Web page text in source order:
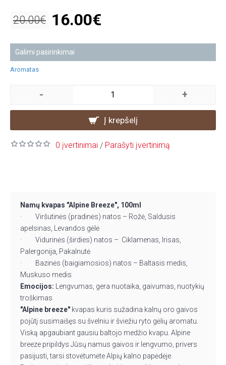
20.00€ 16.00€
Galimi pasirinkimai
Aromatas
- +
Į krepšelį
0 įvertinimai / Parašyti įvertinimą
Namų kvapas "Alpine Breeze", 100ml
· Viršutinės (pradinės) natos – Rožė, Saldusis
apelsinas, Levandos gėlė
· Vidurinės (širdies) natos – Ciklamenas, Irisas,
Palergonija, Pakalnutė
· Bazinės (baigiamosios) natos – Baltasis medis,
Muskuso medis
Emocijos: Lengvumas, gera nuotaika, gaivumas, nuotykių
troškimas
"Alpine breeze" kvapas kuris sužadina kalnų oro gaivos
pojūtį susimaišęs su švelniu ir šviežiu ryto gėlių aromatu.
Viską apgaubiant gausiu baltojo medžio kvapu. Alpine
breeze pripildys Jūsų namus gaivos ir lengvumo, privers
pasijusti, tarsi stovėtumėte Alpių kalno papėdėje.